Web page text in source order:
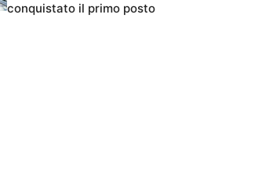
conquistato il primo posto